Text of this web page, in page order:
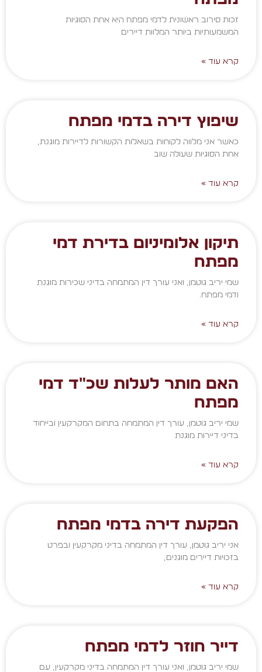
זכות סירוב ראשונית לדמי מפתח היא אחת הסוגיות
המשמעותיות ביותר המלוות דיירים
קרא עוד »
שיפוץ דירה בדמי מפתח
כאשר אני מלווה לקוחות בשאלות הקשורות לדיירות מוגנת,
אחת הסוגיות שעולה שוב
קרא עוד »
תיקון אלומיניום בדירת דמי
מפתח
שמי יריב גוטמן, ואני עורך דין המתמחה בדיני שכירות מוגנת
ודמי מפתח.
קרא עוד »
האם מותר לעלות שכ"ד דמי
מפתח
שמי יריב גוטמן, עורך דין המתמחה בתחום המקרקעין ובייחוד
בדיני דיירות מוגנת
קרא עוד »
הפקעת דירה בדמי מפתח
אני יריב גוטמן, עורך דין המתמחה בדיני מקרקעין ובפרט
בזכויות דיירים מוגנים,
קרא עוד »
דייר חוזר לדמי מפתח
שמי יריב גוטמן, ואני עורך דין המתמחה בדיני מקרקעין, עם